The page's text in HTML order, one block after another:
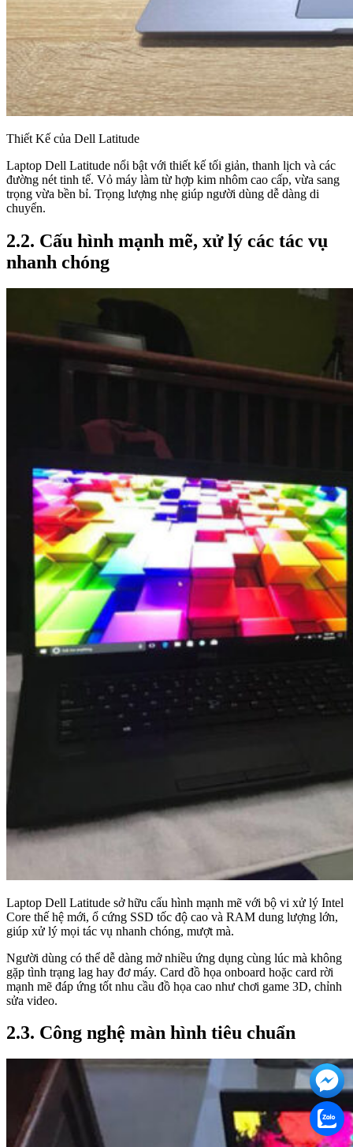
Thiết Kế của Dell Latitude
Laptop Dell Latitude nổi bật với thiết kế tối giản, thanh lịch và các
đường nét tinh tế. Vỏ máy làm từ hợp kim nhôm cao cấp, vừa sang
trọng vừa bền bỉ. Trọng lượng nhẹ giúp người dùng dễ dàng di
chuyển.
2.2. Cấu hình mạnh mẽ, xử lý các tác vụ
nhanh chóng
Laptop Dell Latitude sở hữu cấu hình mạnh mẽ với bộ vi xử lý Intel
Core thế hệ mới, ổ cứng SSD tốc độ cao và RAM dung lượng lớn,
giúp xử lý mọi tác vụ nhanh chóng, mượt mà.
Người dùng có thể dễ dàng mở nhiều ứng dụng cùng lúc mà không
gặp tình trạng lag hay đơ máy. Card đồ họa onboard hoặc card rời
mạnh mẽ đáp ứng tốt nhu cầu đồ họa cao như chơi game 3D, chỉnh
sửa video.
2.3. Công nghệ màn hình tiêu chuẩn